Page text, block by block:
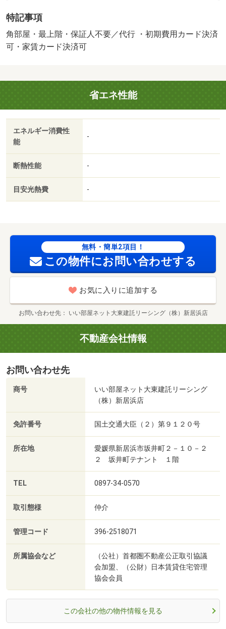
００円／バストイレ別／バルコニー／エアコン／クロゼッ
ト／フローリング／シャワー付洗面台／ＴＶインターホン
／浴室乾燥機／室内洗濯置／シューズボックス／追焚機能
ステム／プロパンガス／ＢＳ／ＩＴ重説 対応物件／ＬＧ
ＢＴフレンドリー／初期費用カード決済可／家賃カード決
済可／マルナカ今治桜井店（スーパー）まで３５０ｍ／コ
スモス桜井店（ドラッグストア）まで３５０ｍ／セブンイ
レブン今治東村４丁目店（コンビニ）まで９５０ｍ／ド
ン・キホーテワールドプラザ店（その他）まで１２００ｍ
（病院）まで１８００ｍ
特記事項
角部屋・最上階・保証人不要／代行 ・初期費用カード決済
可・家賃カード決済可
省エネ性能
エネルギー消費性
能
-
断熱性能 -
目安光熱費 -
無料・簡単2項目！
この物件にお問い合わせする
お気に入りに追加する
お問い合わせ先 いい部屋ネット大東建託リーシング（株）新居浜店
不動産会社情報
お問い合わせ先
商号
いい部屋ネット大東建託リーシング
（株）新居浜店
免許番号 国土交通大臣（２）第９１２０号
所在地
愛媛県新居浜市坂井町２－１０－２
２ 坂井町テナント １階
TEL 0897-34-0570
取引態様 仲介
管理コード 396-2518071
所属協会など
（公社）首都圏不動産公正取引協議
会加盟、（公財）日本賃貸住宅管理
協会会員
この会社の他の物件情報を見る